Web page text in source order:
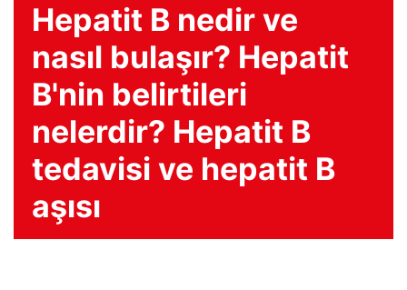
Hepatit B nedir ve
nasıl bulaşır? Hepatit
B'nin belirtileri
nelerdir? Hepatit B
tedavisi ve hepatit B
aşısı